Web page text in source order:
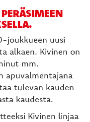
joukkueen uusi
alkaen. Kivinen on
mm.
apuvalmentajana
tulevan kauden
kaudesta.
Kivinen linjaa